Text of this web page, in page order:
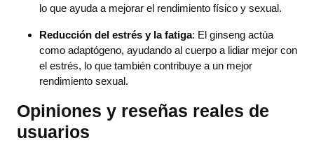
lo que ayuda a mejorar el rendimiento físico y sexual.
Reducción del estrés y la fatiga: El ginseng actúa
como adaptógeno, ayudando al cuerpo a lidiar mejor con
el estrés, lo que también contribuye a un mejor
rendimiento sexual.
Opiniones y reseñas reales de
usuarios